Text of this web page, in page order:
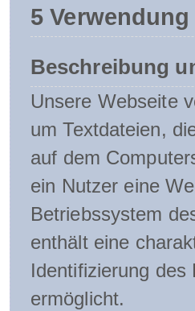
5
Beschreibung
Unsere Webseite
um Textdateien,
auf dem
ein Nutzer eine
Betriebssystem
enthält eine
Identifizierung
ermöglicht.